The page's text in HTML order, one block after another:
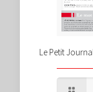
Le Petit